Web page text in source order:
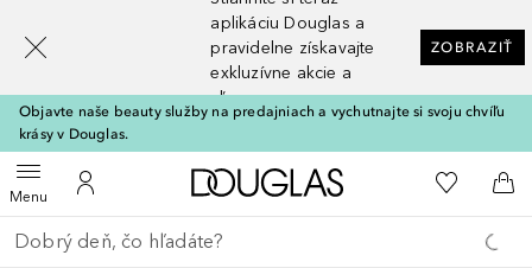
aplikáciu Douglas a
pravidelne získavajte
exkluzívne akcie a
zľavy
ZOBRAZIŤ
Objavte naše beauty služby na predajniach a vychutnajte si svoju chvíľu
krásy v Douglas.
MenuOtvoriť menuDo môjho účtu
Domov Do môjho
Do
Choď späť
Vykonajte vyhľadávanie
[navigation.slideout.screenreader]